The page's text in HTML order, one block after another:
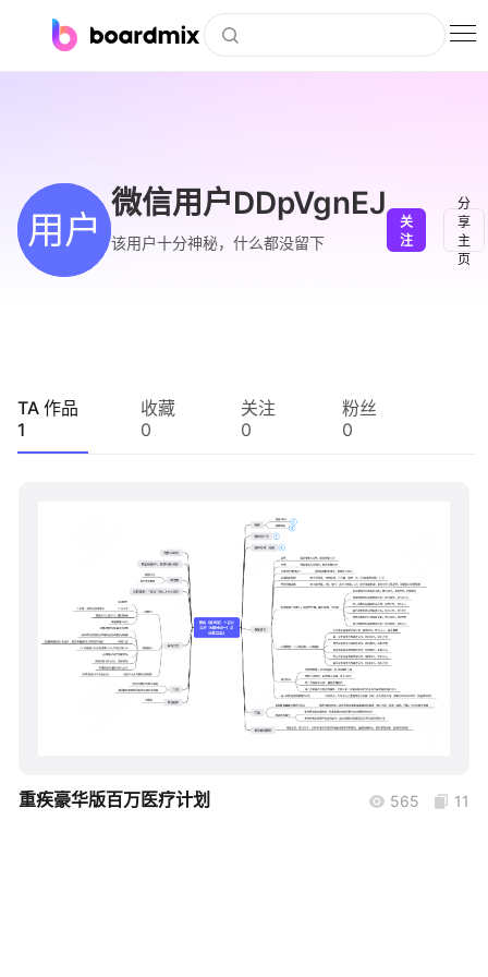
下载
会员
企业服务
用户
微信用户DDpVgnEJ
该用户十分神秘，什么都没留下
关
注
分
享
主
页
TA 作品
1
收藏
0
关注
0
粉丝
0
boardmix
重疾豪华版百万医疗计划 565 11